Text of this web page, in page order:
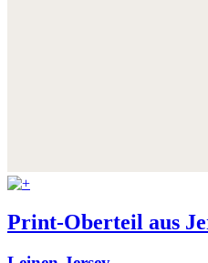
Print-Oberteil aus